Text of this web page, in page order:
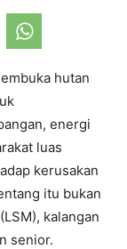
hutan
energi
luas
kerusakan
itu bukan
kalangan
senior.